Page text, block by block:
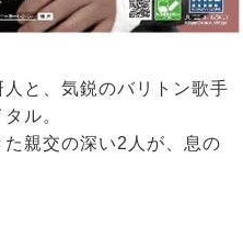
と、気鋭のバリトン歌手
ル。
親交の深い2人が、息の